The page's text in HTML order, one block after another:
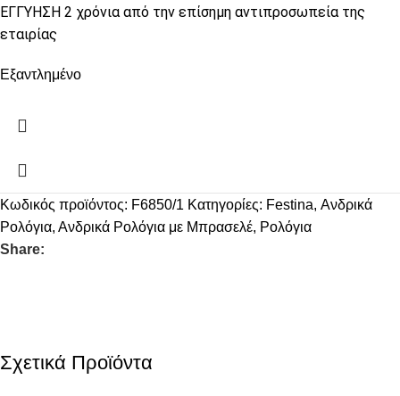
ΕΓΓΥΗΣΗ 2 χρόνια από την επίσημη αντιπροσωπεία της
εταιρίας
Εξαντλημένο
Κωδικός προϊόντος: F6850/1 Κατηγορίες: Festina, Ανδρικά
Ρολόγια, Ανδρικά Ρολόγια με Μπρασελέ, Ρολόγια
Share:
Σχετικά Προϊόντα